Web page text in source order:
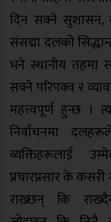
दिन सक्ने सुशासन,
संसद्मा दलको
भने स्थानीय तहमा
सक्ने परिपक्व र
महत्त्वपूर्ण हुन्छ
निर्वाचनमा
व्यक्तिहरूलाई
प्रचारप्रसार के
राख्छन् कि